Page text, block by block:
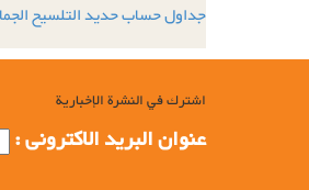
جداول حساب حديد التلسيح
اشترك في النشرة الإخبارية
عنوان البرید الاکترونی :